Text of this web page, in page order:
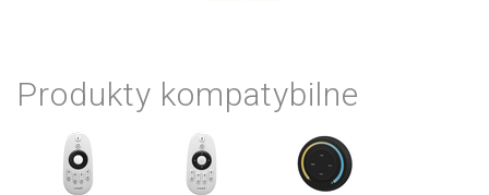
Produkty kompatybilne